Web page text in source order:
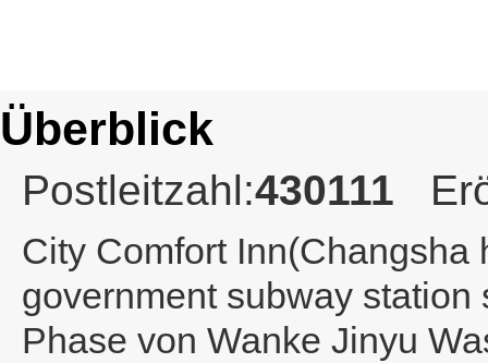
Überblick
Postleitzahl:430111
City Comfort Inn(Changsha
government subway station
Phase von Wanke Jinyu